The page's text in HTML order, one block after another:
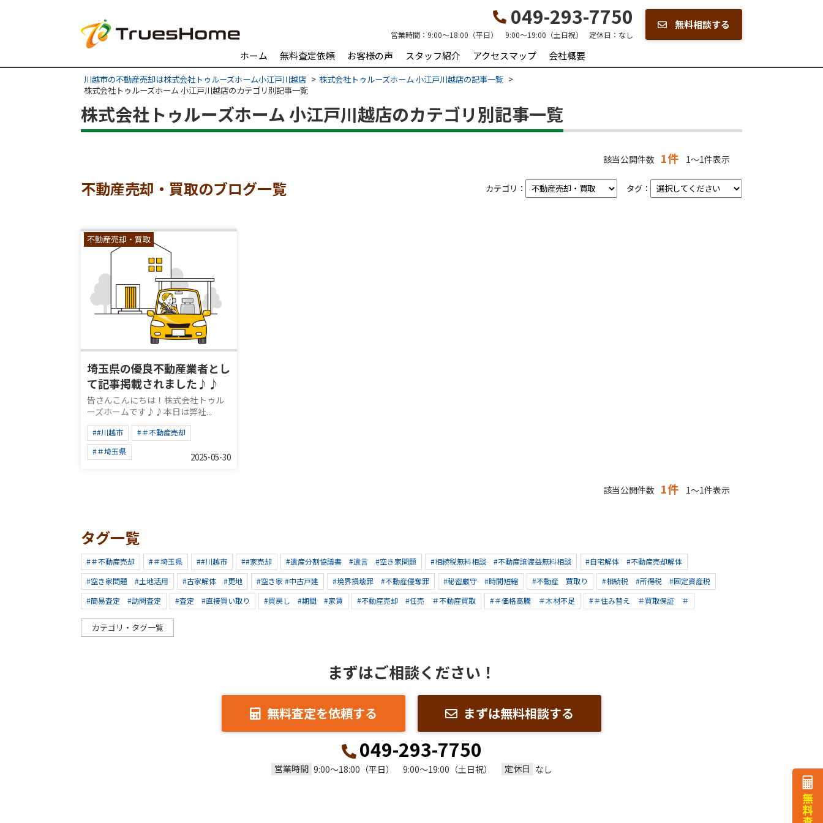
049-293-7750
営業時間： 9:00～18:00（平日） 9:00～19:00（土日祝） 定休日： なし
無料相談する
ホーム 無料査定依頼 お客様の声 スタッフ紹介 アクセスマップ 会社概要
川越市の不動産売却は株式会社トゥルーズホーム小江戸川越店
株式会社トゥルーズホーム 小江戸川越店の記事一覧
株式会社トゥルーズホーム 小江戸川越店のカテゴリ別記事一覧
株式会社トゥルーズホーム 小江戸川越店のカテゴリ別記事一覧
該当公開件数 1件 1～1件表示
不動産売却・買取のブログ一覧 カテゴリ： タグ：
不動産売却・買取
埼玉県の優良不動産業者とし
て記事掲載されました♪♪
皆さんこんにちは！株式会社トゥル
ーズホームです♪♪本日は弊社...
##川越市
#＃不動産売却
#＃埼玉県
2025-05-30
該当公開件数 1件 1～1件表示
タグ一覧
#＃不動産売却 #＃埼玉県 ##川越市 ##家売却 #遺産分割協議書 #遺言 #空き家問題 #相続税無料相談 #不動産譲渡益無料相談
#自宅解体 #不動産売却解体
#空き家問題 #土地活用
#古家解体 #更地 #空き家 #中古戸建 #境界損壊罪 #不動産侵奪罪 #秘密厳守 #時間短縮 #不動産 買取り
#相続税 #所得税 #固定資産税
#簡易査定 #訪問査定
#査定 #直接買い取り #買戻し #期間 #家賃 #不動産売却 #任売 ＃不動産買取 #＃価格高騰 ＃木材不足 #＃住み替え ＃買取保証 ＃
カテゴリ・タグ一覧
まずはご相談ください！
無料査定を依頼する まずは無料相談する
049-293-7750
営業時間 9:00～18:00（平日） 9:00～19:00（土日祝） 定休日 なし